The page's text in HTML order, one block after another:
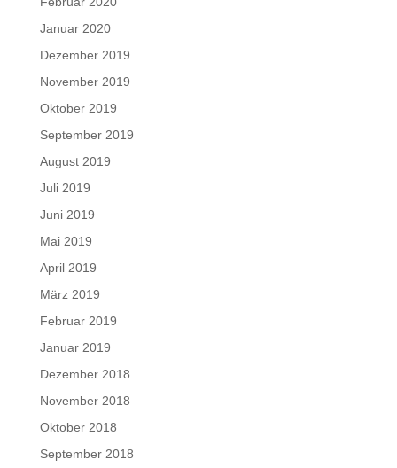
Januar 2020
Dezember 2019
November 2019
Oktober 2019
September 2019
August 2019
Juli 2019
Juni 2019
Mai 2019
April 2019
März 2019
Februar 2019
Januar 2019
Dezember 2018
November 2018
Oktober 2018
September 2018